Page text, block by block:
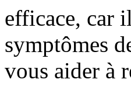
efficace, car
symptômes
vous aider à